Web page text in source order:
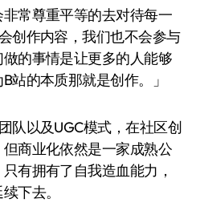
常尊重平等的去对待每一
创作内容，我们也不会参与
的事情是让更多的人能够
站的本质那就是创作。」
队以及UGC模式，在社区创
商业化依然是一家成熟公
有拥有了自我造血能力，
下去。